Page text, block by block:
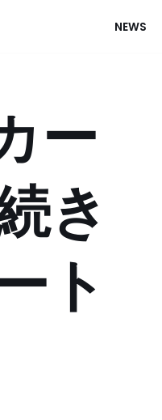
NEWS
ー
き
ト